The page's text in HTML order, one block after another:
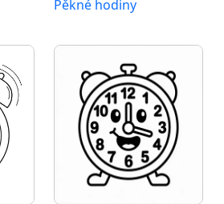
Pěkné hodiny